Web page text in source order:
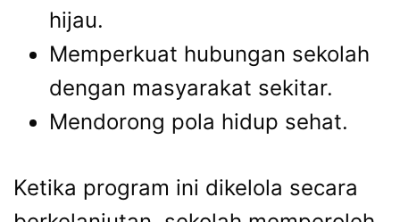
hijau.
Memperkuat hubungan sekolah
dengan masyarakat sekitar.
Mendorong pola hidup sehat.
Ketika program ini dikelola secara